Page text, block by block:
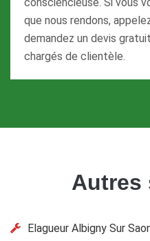
que nous rendons,
demandez un devis
chargés de clientèle.
Autres
Elagueur Albigny Sur